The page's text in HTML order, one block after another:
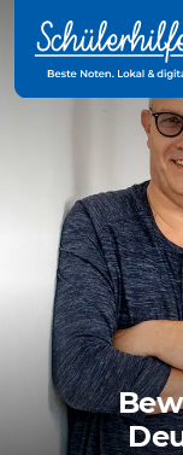
Hauptinhalt